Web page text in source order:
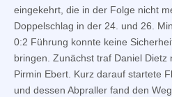
eingekehrt, die in der Folge nicht
Doppelschlag in der 24. und 26.
0:2 Führung konnte keine
bringen. Zunächst traf Daniel Dietz
Pirmin Ebert. Kurz darauf startete
und dessen Abpraller fand den